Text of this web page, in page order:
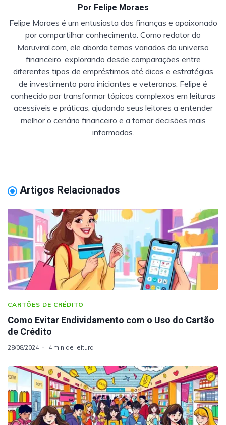
Por Felipe Moraes
Felipe Moraes é um entusiasta das finanças e apaixonado
por compartilhar conhecimento. Como redator do
Moruviral.com, ele aborda temas variados do universo
financeiro, explorando desde comparações entre
diferentes tipos de empréstimos até dicas e estratégias
de investimento para iniciantes e veteranos. Felipe é
conhecido por transformar tópicos complexos em leituras
acessíveis e práticas, ajudando seus leitores a entender
melhor o cenário financeiro e a tomar decisões mais
informadas.
Artigos Relacionados
CARTÕES DE CRÉDITO
Como Evitar Endividamento com o Uso do Cartão
de Crédito
28/08/2024 4 min de leitura